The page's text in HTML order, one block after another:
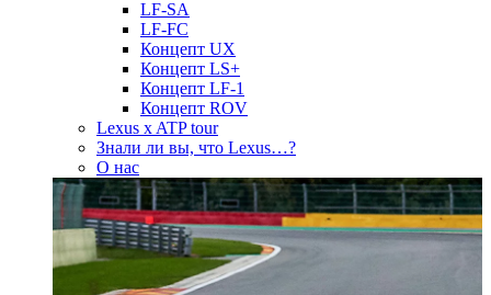
LF-SA
LF-FC
Концепт UX
Концепт LS+
Концепт LF-1
Концепт ROV
Lexus x ATP tour
Знали ли вы, что Lexus…?
О нас